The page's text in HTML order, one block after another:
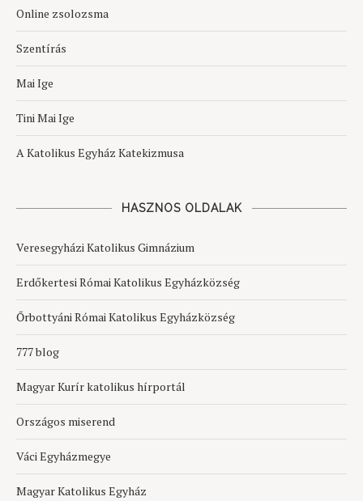
Online zsolozsma
Szentírás
Mai Ige
Tini Mai Ige
A Katolikus Egyház Katekizmusa
HASZNOS OLDALAK
Veresegyházi Katolikus Gimnázium
Erdőkertesi Római Katolikus Egyházközség
Őrbottyáni Római Katolikus Egyházközség
777 blog
Magyar Kurír katolikus hírportál
Országos miserend
Váci Egyházmegye
Magyar Katolikus Egyház